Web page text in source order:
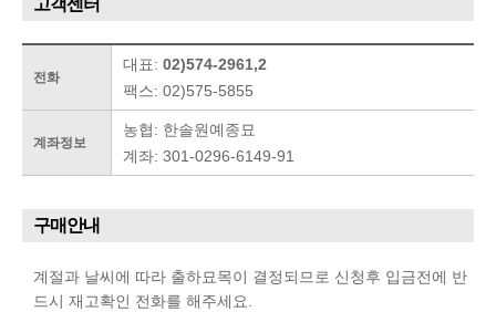
고객센터
전화
대표: 02)574-2961,2
팩스: 02)575-5855
계좌정보
농협: 한솔원예종묘
계좌: 301-0296-6149-91
구매안내
계절과 날씨에 따라 출하묘목이 결정되므로 신청후 입금전에 반
드시 재고확인 전화를 해주세요.